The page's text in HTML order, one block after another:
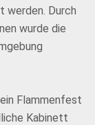
werden. Durch
wurde die
Flammenfest
Kabinett